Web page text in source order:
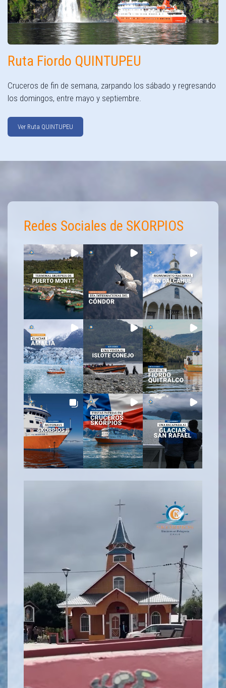
Ruta Fiordo QUINTUPEU
Cruceros de fin de semana, zarpando los sábado y regresando
los domingos, entre mayo y septiembre.
Ver Ruta QUINTUPEU
Redes Sociales de SKORPIOS